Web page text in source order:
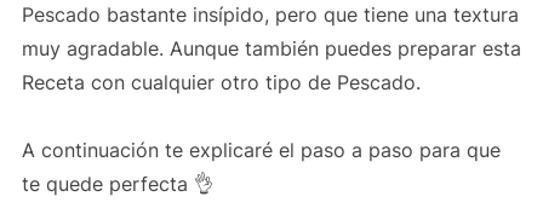
Pescado bastante insípido, pero que tiene una textura
muy agradable. Aunque también puedes preparar esta
Receta con cualquier otro tipo de Pescado.
A continuación te explicaré el paso a paso para que
te quede perfecta 👌